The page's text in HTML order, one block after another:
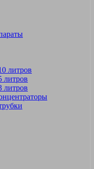
литров
литров
литров